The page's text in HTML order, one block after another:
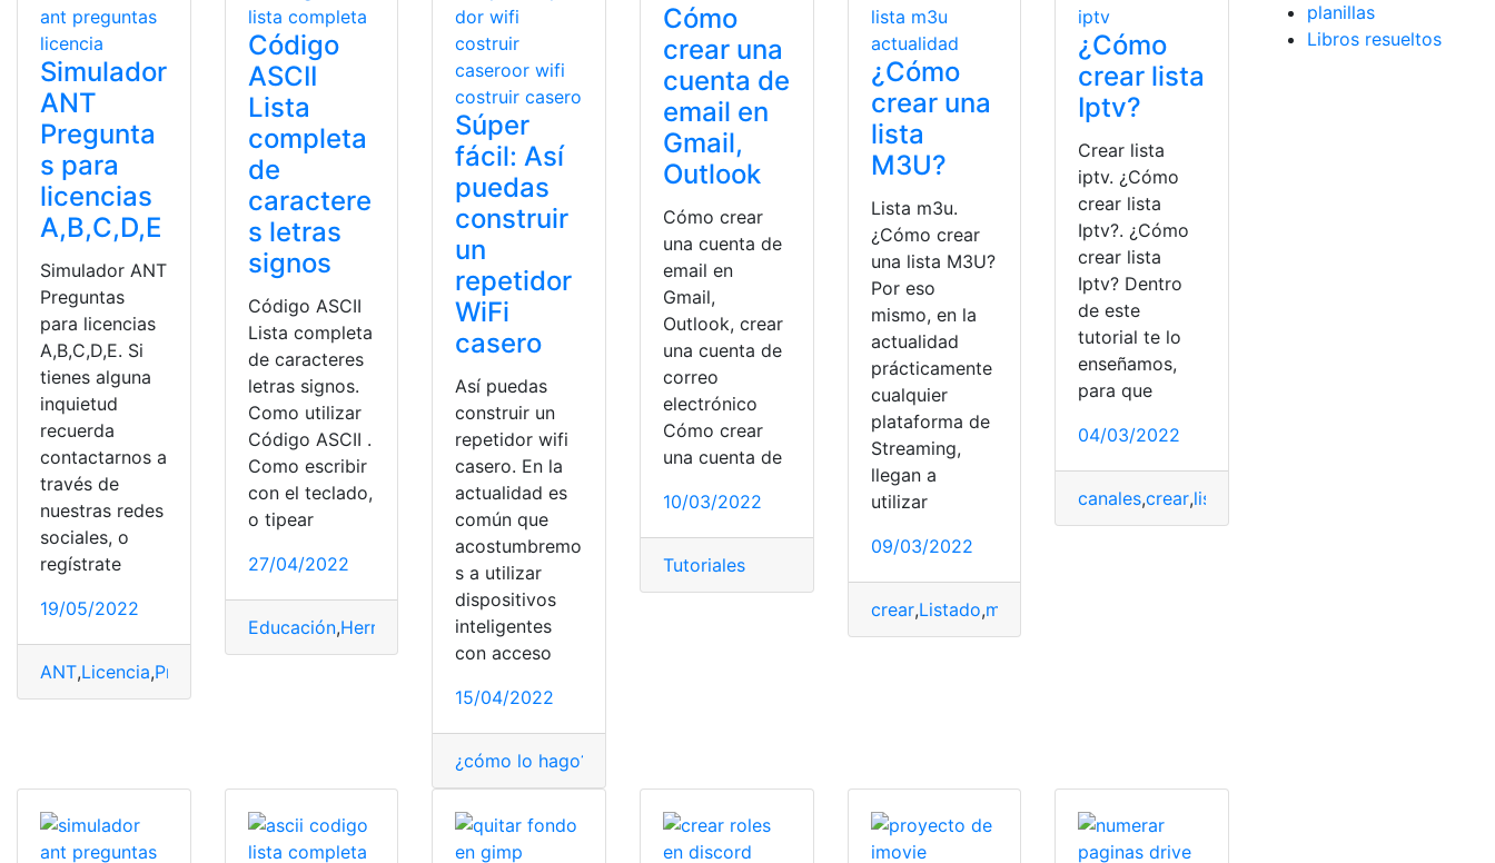
Simulador
ANT
Pregunta
s para
licencias
A,B,C,D,E
Simulador ANT
Preguntas
para licencias
A,B,C,D,E. Si
tienes alguna
inquietud
recuerda
contactarnos a
través de
nuestras redes
sociales, o
regístrate
19/05/2022
ANT,Licencia,Preguntas
Código
ASCII
Lista
completa
de
caractere
s letras
signos
Código ASCII
Lista completa
de caracteres
letras signos.
Como utilizar
Código ASCII .
Como escribir
con el teclado,
o tipear
27/04/2022
Educación,Herramientas ,secretos,trucos
Súper
fácil: Así
puedas
construir
un
repetidor
WiFi
casero
Así puedas
construir un
repetidor wifi
casero. En la
actualidad es
común que
acostumbremo
s a utilizar
dispositivos
inteligentes
con acceso
15/04/2022
¿cómo lo hago?
Cómo
crear una
cuenta de
email en
Gmail,
Outlook
Cómo crear
una cuenta de
email en
Gmail,
Outlook, crear
una cuenta de
correo
electrónico
Cómo crear
una cuenta de
10/03/2022
Tutoriales
¿Cómo
crear una
lista
M3U?
Lista m3u.
¿Cómo crear
una lista M3U?
Por eso
mismo, en la
actualidad
prácticamente
cualquier
plataforma de
Streaming,
llegan a
utilizar
09/03/2022
crear,Listado,métodos
¿Cómo
crear lista
Iptv?
Crear lista
iptv. ¿Cómo
crear lista
Iptv?. ¿Cómo
crear lista
Iptv? Dentro
de este
tutorial te lo
enseñamos,
para que
04/03/2022
canales,crear,lista
planillas
Libros resueltos